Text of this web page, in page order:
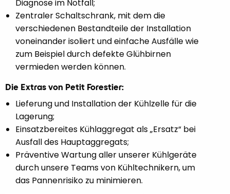
Diagnose im Notfall;
Zentraler Schaltschrank, mit dem die
verschiedenen Bestandteile der Installation
voneinander isoliert und einfache Ausfälle wie
zum Beispiel durch defekte Glühbirnen
vermieden werden können.
Die Extras von Petit Forestier:
Lieferung und Installation der Kühlzelle für die
Lagerung;
Einsatzbereites Kühlaggregat als „Ersatz“ bei
Ausfall des Hauptaggregats;
Präventive Wartung aller unserer Kühlgeräte
durch unsere Teams von Kühltechnikern, um
das Pannenrisiko zu minimieren.